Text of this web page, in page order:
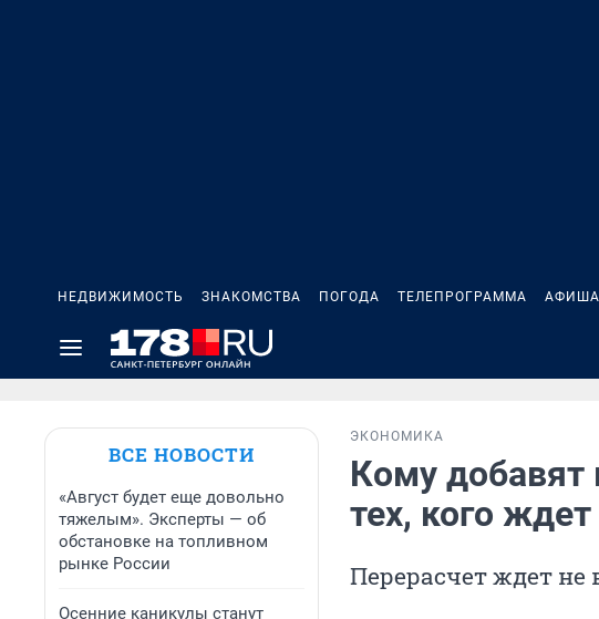
НЕДВИЖИМОСТЬ ЗНАКОМСТВА ПОГОДА ТЕЛЕПРОГРАММА АФИША
ВСЕ НОВОСТИ
«Август будет еще довольно
тяжелым». Эксперты — об
обстановке на топливном
рынке России
Осенние каникулы станут
ЭКОНОМИКА
Кому добавят
тех, кого
Перерасчет ждет не